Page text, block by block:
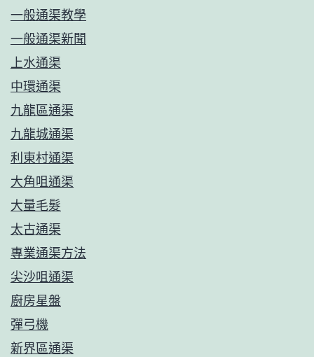
一般通渠教學
一般通渠新聞
上水通渠
中環通渠
九龍區通渠
九龍城通渠
利東村通渠
大角咀通渠
大量毛髮
太古通渠
專業通渠方法
尖沙咀通渠
廚房星盤
彈弓機
新界區通渠